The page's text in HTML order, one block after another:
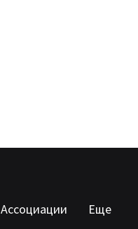
Ассоциации Еще